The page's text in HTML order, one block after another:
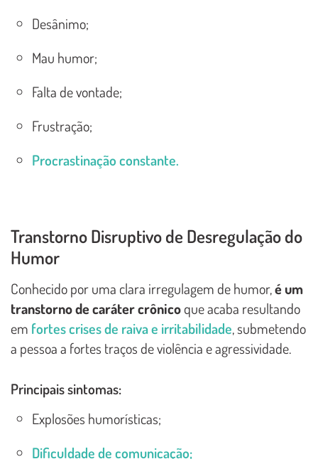
Desânimo;
Mau humor;
Falta de vontade;
Frustração;
Procrastinação constante.
Transtorno Disruptivo de Desregulação do
Humor
Conhecido por uma clara irregulagem de humor,é um
transtorno de caráter crônicoque acaba resultando
em fortes crises de raiva e irritabilidade, submetendo
a pessoa a fortes traços de violência e agressividade.
Principais sintomas:
Explosões humorísticas;
Dificuldade de comunicação;